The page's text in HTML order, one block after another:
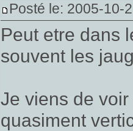
Posté le: 2005-10-
Peut etre dans
souvent les
Je viens de
quasiment